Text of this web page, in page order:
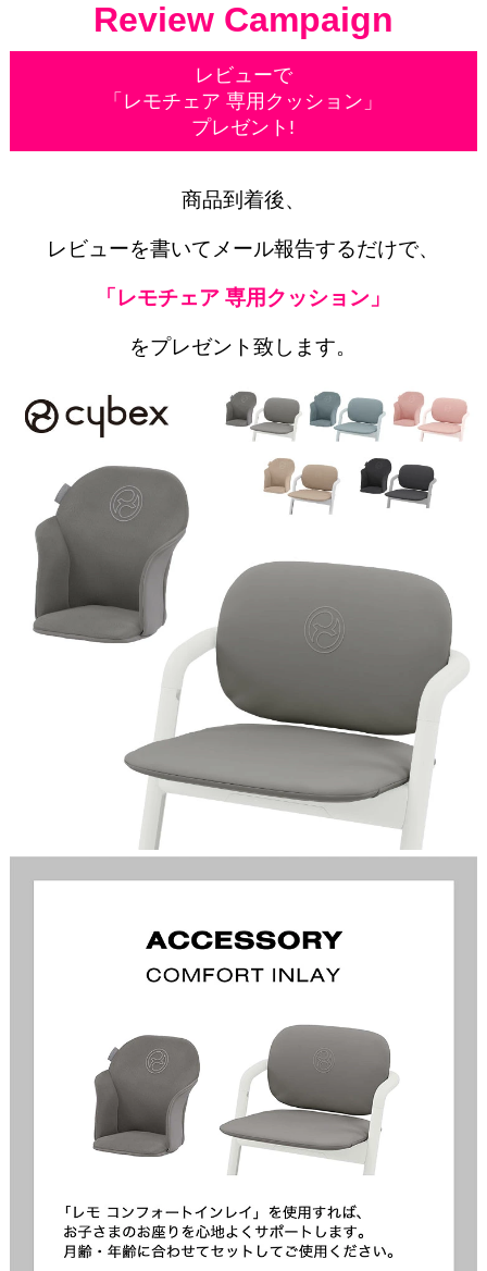
Review Campaign
レビューで
「レモチェア 専用クッション」
プレゼント!
商品到着後、
レビューを書いてメール報告するだけで、
「レモチェア 専用クッション」
をプレゼント致します。